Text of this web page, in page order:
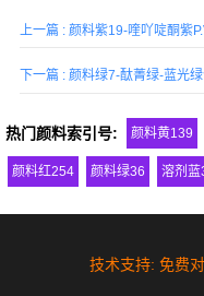
上一篇 : 颜料紫19-喹吖啶酮紫
下一篇 : 颜料绿7-酞菁绿-蓝光
热门颜料索引号: 颜料黄139
颜料红254 颜料绿36 溶剂蓝
技术支持: 免费